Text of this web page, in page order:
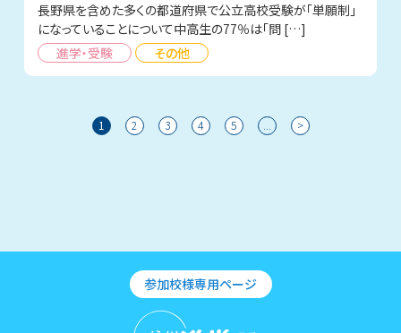
長野県を含めた多くの都道府県で公立高校受験が「単願制」
になっていることについて中高生の77％は「問 […]
進学・受験
その他
1 2 3 4 5 >
参加校様専用ページ